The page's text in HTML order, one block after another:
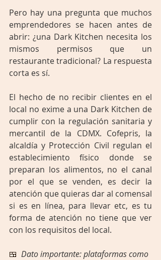
Pero hay una pregunta que muchos
emprendedores se hacen antes de
abrir: ¿una Dark Kitchen necesita los
mismos permisos que un
restaurante tradicional? La respuesta
corta es sí.
El hecho de no recibir clientes en el
local no exime a una Dark Kitchen de
cumplir con la regulación sanitaria y
mercantil de la CDMX. Cofepris, la
alcaldía y Protección Civil regulan el
establecimiento físico donde se
preparan los alimentos, no el canal
por el que se venden, es decir la
atención que quieras dar al comensal
si es en línea, para llevar etc, es tu
forma de atención no tiene que ver
con los requisitos del local.
🍱 Dato importante: plataformas como